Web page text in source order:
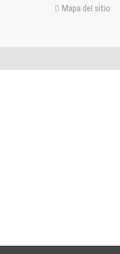
Mapa del sitio